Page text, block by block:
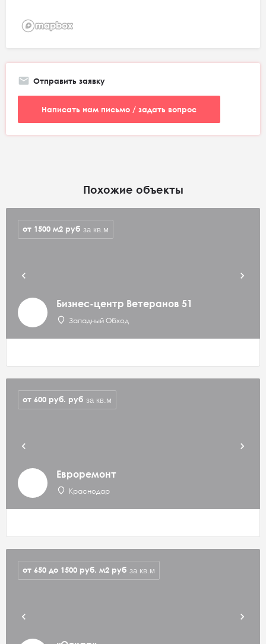
Отправить заявку
Написать нам письмо / задать вопрос
Похожие объекты
Бизнес-центр Ветеранов 51
Западный Обход
от 1500 м2 руб за кв.м
Евроремонт
Краснодар
от 600 руб. руб за кв.м
от 650 до 1500 руб. м2 руб за кв.м